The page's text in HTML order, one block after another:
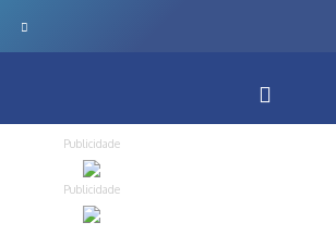
Publicidade
Publicidade